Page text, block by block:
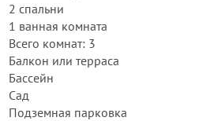
2 спальни
1 ванная комната
Всего комнат: 3
Балкон или терраса
Бассейн
Сад
Подземная парковка